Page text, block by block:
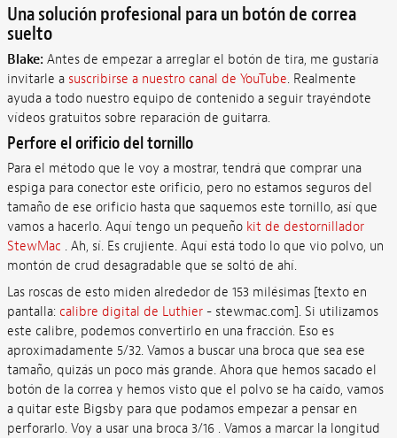
Una solución profesional para un botón de correa
suelto
Blake: Antes de empezar a arreglar el botón de tira, me gustaría
invitarle a suscribirse a nuestro canal de YouTube. Realmente
ayuda a todo nuestro equipo de contenido a seguir trayéndote
vídeos gratuitos sobre reparación de guitarra.
Perfore el orificio del tornillo
Para el método que le voy a mostrar, tendrá que comprar una
espiga para conector este orificio, pero no estamos seguros del
tamaño de ese orificio hasta que saquemos este tornillo, así que
vamos a hacerlo. Aquí tengo un pequeño kit de destornillador
StewMac . Ah, sí. Es crujiente. Aquí está todo lo que vio polvo, un
montón de crud desagradable que se soltó de ahí.
Las roscas de esto miden alrededor de 153 milésimas [texto en
pantalla: calibre digital de Luthier- stewmac.com]. Si utilizamos
este calibre, podemos convertirlo en una fracción. Eso es
aproximadamente 5/32. Vamos a buscar una broca que sea ese
tamaño, quizás un poco más grande. Ahora que hemos sacado el
botón de la correa y hemos visto que el polvo se ha caído, vamos
a quitar este Bigsby para que podamos empezar a pensar en
perforarlo. Voy a usar una broca 3/16 . Vamos a marcar la longitud